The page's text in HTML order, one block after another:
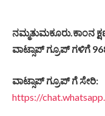
ನಮ್ಮತುಮಕೂರು.ಕಾಂನ
ವಾಟ್ಸಾಪ್ ಗ್ರೂಪ್ ಗಳಿಗೆ
ವಾಟ್ಸಾಪ್ ಗ್ರೂಪ್ ಗೆ ಸೇರಿ:
https://